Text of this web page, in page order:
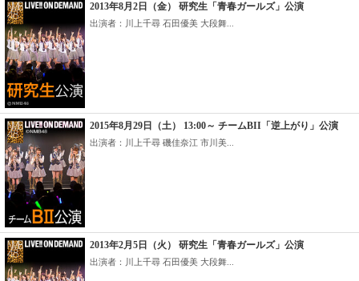
2013年8月2日（金） 研究生「青春ガールズ」公演
出演者：川上千尋 石田優美 大段舞...
2015年8月29日（土） 13:00～ チームBII「逆上がり」公演
出演者：川上千尋 磯佳奈江 市川美...
2013年2月5日（火） 研究生「青春ガールズ」公演
出演者：川上千尋 石田優美 大段舞...